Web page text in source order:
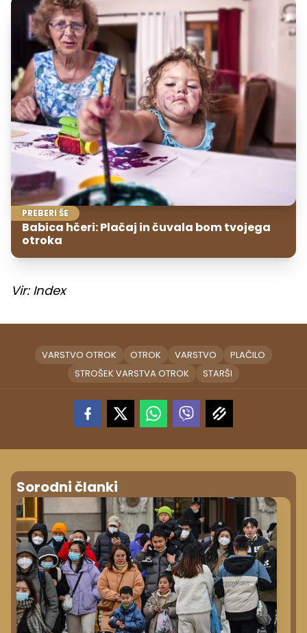
PREBERI ŠE
Babica hčeri: Plačaj in čuvala bom tvojega
otroka
Vir: Index
VARSTVO OTROK OTROK VARSTVO
PLAČILO
STROŠEK VARSTVA OTROK
STARŠI
Sorodni članki